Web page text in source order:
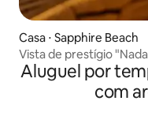
Casa ⋅ Sapphire Beach
Vista de
Aluguel por
com